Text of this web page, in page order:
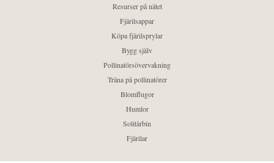
Resurser på nätet
Fjärilsappar
Köpa fjärilsprylar
Bygg själv
Pollinatörsövervakning
Träna på pollinatörer
Blomflugor
Humlor
Solitärbin
Fjärilar